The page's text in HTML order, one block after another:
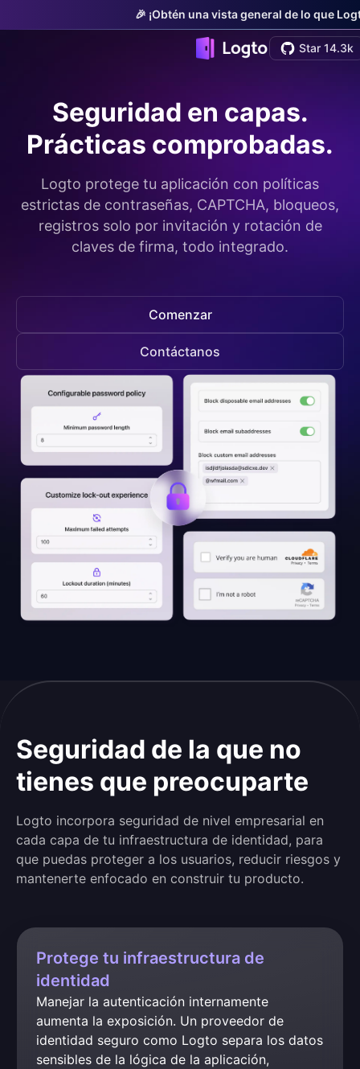
🎉 ¡Obtén una vista general de lo que
Star 14.3k
Seguridad en capas.
Prácticas comprobadas.
Logto protege tu aplicación con políticas
estrictas de contraseñas, CAPTCHA, bloqueos,
registros solo por invitación y rotación de
claves de firma, todo integrado.
Comenzar
Contáctanos
Seguridad de la que no
tienes que preocuparte
Logto incorpora seguridad de nivel empresarial en
cada capa de tu infraestructura de identidad, para
que puedas proteger a los usuarios, reducir riesgos y
mantenerte enfocado en construir tu producto.
Protege tu infraestructura de
identidad
Manejar la autenticación internamente
aumenta la exposición. Un proveedor de
identidad seguro como Logto separa los datos
sensibles de la lógica de la aplicación,